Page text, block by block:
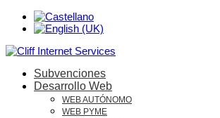
Subvenciones
Desarrollo Web
WEB AUTÓNOMO
WEB PYME